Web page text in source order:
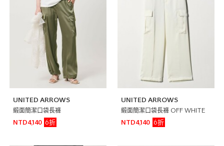
UNITED ARROWS
緞面簡潔口袋長褲
NTD4,140
6折
UNITED ARROWS
緞面簡潔口袋長褲 OFF WHITE
NTD4,140
6折